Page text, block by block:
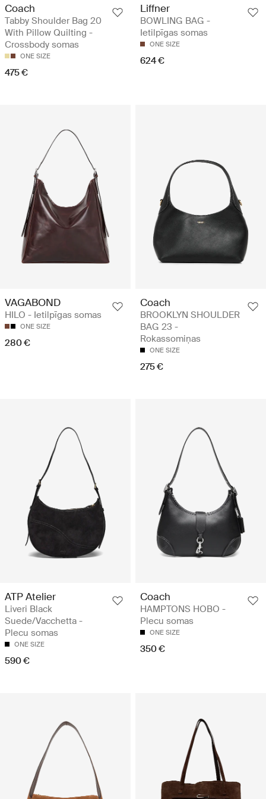
Coach
Tabby Shoulder Bag 20
With Pillow Quilting -
Crossbody somas
ONE SIZE
475 €
Liffner
BOWLING BAG -
Ietilpīgas somas
ONE SIZE
624 €
VAGABOND
HILO - Ietilpīgas somas
ONE SIZE
280 €
Coach
BROOKLYN SHOULDER
BAG 23 -
Rokassomiņas
ONE SIZE
275 €
ATP Atelier
Liveri Black
Suede/Vacchetta -
Plecu somas
ONE SIZE
590 €
Coach
HAMPTONS HOBO -
Plecu somas
ONE SIZE
350 €